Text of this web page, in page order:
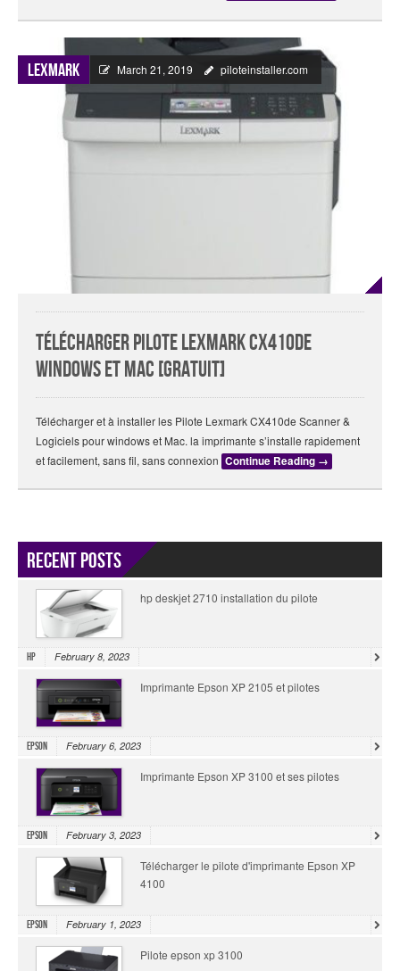
Lexmark March 21, 2019 piloteinstaller.com
Télécharger Pilote Lexmark CX410de
Windows Et Mac [Gratuit]
Télécharger et à installer les Pilote Lexmark CX410de Scanner &
Logiciels pour windows et Mac. la imprimante s’installe rapidement
et facilement, sans fil, sans connexion Continue Reading →
Recent Posts
hp deskjet 2710 installation du pilote
HP February 8, 2023
Imprimante Epson XP 2105 et pilotes
Epson February 6, 2023
Imprimante Epson XP 3100 et ses pilotes
Epson February 3, 2023
Télécharger le pilote d'imprimante Epson XP
4100
Epson February 1, 2023
Pilote epson xp 3100